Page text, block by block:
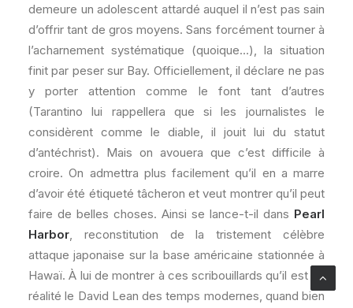
demeure un adolescent attardé auquel il n’est pas sain
d’offrir tant de gros moyens. Sans forcément tourner à
l’acharnement systématique (quoique…), la situation
finit par peser sur Bay. Officiellement, il déclare ne pas
y porter attention comme le font tant d’autres
(Tarantino lui rappellera que si les journalistes le
considèrent comme le diable, il jouit lui du statut
d’antéchrist). Mais on avouera que c’est difficile à
croire. On admettra plus facilement qu’il en a marre
d’avoir été étiqueté tâcheron et veut montrer qu’il peut
faire de belles choses. Ainsi se lance-t-il dans Pearl
Harbor, reconstitution de la tristement célèbre
attaque japonaise sur la base américaine stationnée à
Hawaï. À lui de montrer à ces scribouillards qu’il est en
réalité le David Lean des temps modernes, quand bien